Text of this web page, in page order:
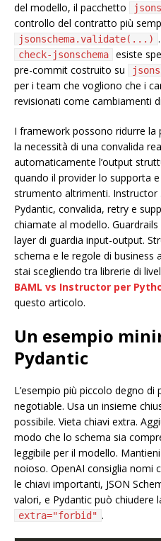
del modello, il pacchetto
controllo del contratto più
jsonschema.validate(...)
check-jsonschema
esiste
pre-commit costruito su
per i team che vogliono che i
revisionati come cambiamenti
I framework possono ridurre
la necessità di una convalida
automaticamente l’output
quando il provider lo supporta
strumento altrimenti.
Pydantic, convalida, retry e
chiamate al modello.
layer di guardia input-output.
schema e le regole di business
stai scegliendo tra librerie di
BAML vs Instructor per
questo articolo.
Un esempio
Pydantic
L’esempio più piccolo degno
negotiable. Usa un insieme
possibile. Vieta chiavi extra.
modo che lo schema sia
leggibile per il modello.
noioso. OpenAI consiglia nomi
le chiavi importanti, JSON
valori, e Pydantic può chiudere
extra="forbid" .